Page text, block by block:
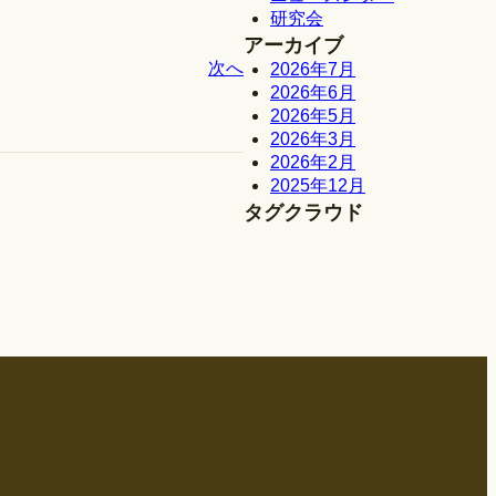
次へ
研究会
アーカイブ
2026年7月
2026年6月
2026年5月
2026年3月
2026年2月
2025年12月
タグクラウド